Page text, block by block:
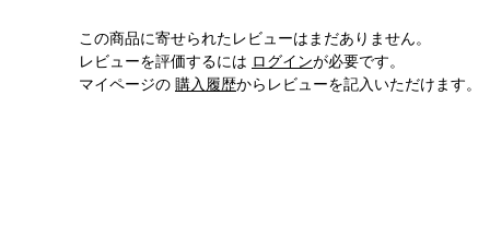
この商品に寄せられたレビューはまだありません。
レビューを評価するには ログインが必要です。
マイページの 購入履歴からレビューを記入いただけます。